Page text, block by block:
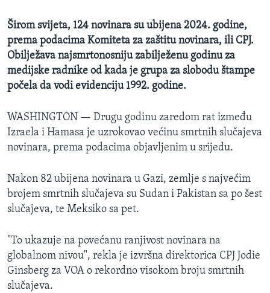
Širom svijeta, 124 novinara su ubijena 2024. godine,
prema podacima Komiteta za zaštitu novinara, ili CPJ.
Obilježava najsmrtonosniju zabilježenu godinu za
medijske radnike od kada je grupa za slobodu štampe
počela da vodi evidenciju 1992. godine.
WASHINGTON — Drugu godinu zaredom rat između
Izraela i Hamasa je uzrokovao većinu smrtnih slučajeva
novinara, prema podacima objavljenim u srijedu.
Nakon 82 ubijena novinara u Gazi, zemlje s najvećim
brojem smrtnih slučajeva su Sudan i Pakistan sa po šest
slučajeva, te Meksiko sa pet.
"To ukazuje na povećanu ranjivost novinara na
globalnom nivou", rekla je izvršna direktorica CPJ Jodie
Ginsberg za VOA o rekordno visokom broju smrtnih
slučajeva.